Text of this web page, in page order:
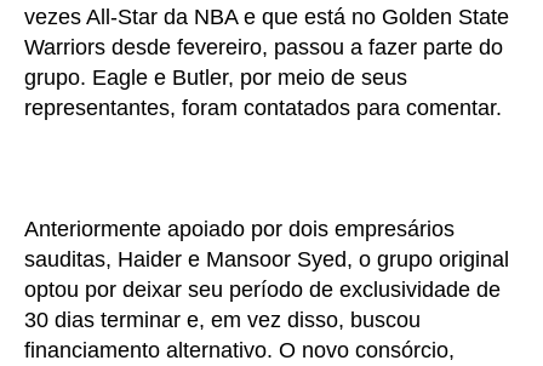
vezes All-Star da NBA e que está no Golden State
Warriors desde fevereiro, passou a fazer parte do
grupo. Eagle e Butler, por meio de seus
representantes, foram contatados para comentar.
Anteriormente apoiado por dois empresários
sauditas, Haider e Mansoor Syed, o grupo original
optou por deixar seu período de exclusividade de
30 dias terminar e, em vez disso, buscou
financiamento alternativo. O novo consórcio,